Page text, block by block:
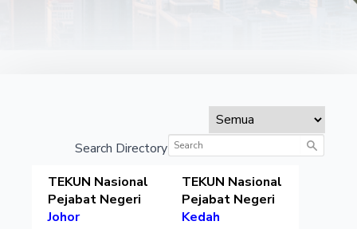
Search Directory
TEKUN Nasional
Pejabat Negeri
Johor
TEKUN Nasional
Pejabat Negeri
Kedah